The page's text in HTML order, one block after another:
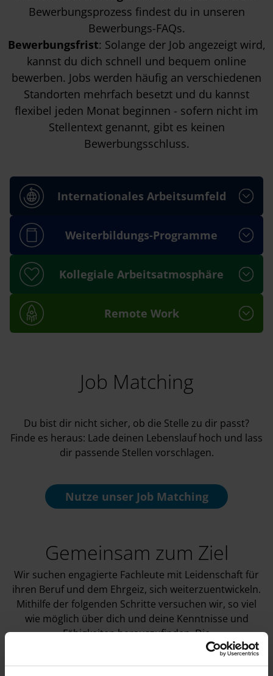
Bewerbungsprozess findest du in unseren
Bewerbungs-FAQs.
Bewerbungsfrist: Solange der Job angezeigt wird,
kannst du dich schnell und bequem online
bewerben. Jobs werden häufig an verschiedenen
Standorten mehrfach besetzt und du kannst
flexibel jeden Monat beginnen - sofern nicht im
Stellentext genannt, gibt es keinen
Bewerbungsschluss.
Internationales Arbeitsumfeld
Weiterbildungs-Programme
Kollegiale Arbeitsatmosphäre
Remote Work
Job Matching
Du bist dir nicht sicher, ob die Stelle zu dir passt?
Finde es heraus: Lade deinen Lebenslauf hoch und lass
dir passende Stellen vorschlagen.
Nutze unserJob Matching
Gemeinsam zum Ziel
Wir suchen engagierte Fachleute mit Leidenschaft für
ihren Beruf und dem Ehrgeiz, sich weiterzuentwickeln.
Mithilfe der folgenden Schritte versuchen wir, so viel
wie möglich über dich und deine Kenntnisse und
Fähigkeiten herauszufinden. Die
Personalverantwortlichen werden dich durch diesen
Prozess leiten.